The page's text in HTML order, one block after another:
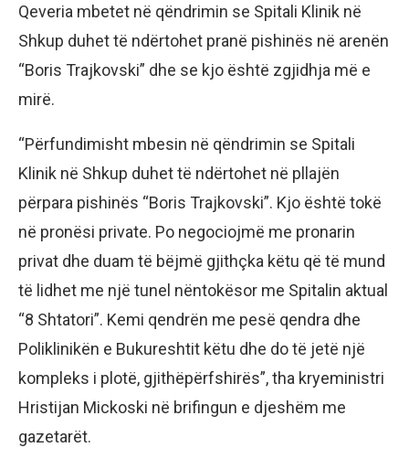
Qeveria mbetet në qëndrimin se Spitali Klinik në
Shkup duhet të ndërtohet pranë pishinës në arenën
“Boris Trajkovski” dhe se kjo është zgjidhja më e
mirë.
“Përfundimisht mbesin në qëndrimin se Spitali
Klinik në Shkup duhet të ndërtohet në pllajën
përpara pishinës “Boris Trajkovski”. Kjo është tokë
në pronësi private. Po negociojmë me pronarin
privat dhe duam të bëjmë gjithçka këtu që të mund
të lidhet me një tunel nëntokësor me Spitalin aktual
“8 Shtatori”. Kemi qendrën me pesë qendra dhe
Poliklinikën e Bukureshtit këtu dhe do të jetë një
kompleks i plotë, gjithëpërfshirës”, ​​tha kryeministri
Hristijan Mickoski në brifingun e djeshëm me
gazetarët.